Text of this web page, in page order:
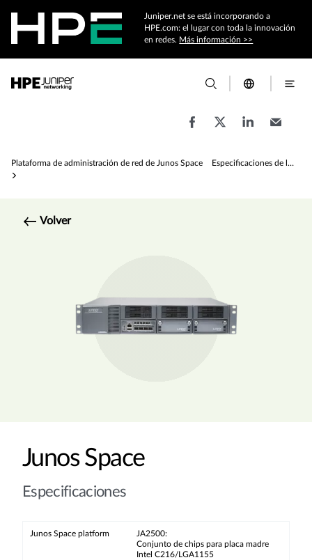
Juniper.net se está incorporando a
HPE.com: el lugar con toda la innovación
en redes. Más información >>
Plataforma de administración de red de Junos Space Especificaciones de la plataforma de administración de red de Junos Space
Volver
Junos Space
Especificaciones
Junos Space platform
JA2500:
Conjunto de chips para placa madre
Intel C216/LGA1155